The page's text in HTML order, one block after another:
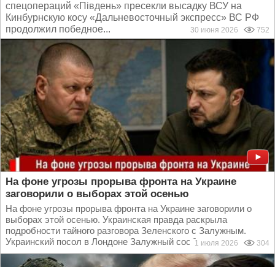
спецопераций «Пiвдень» пресекли высадку ВСУ на
Кинбурнскую косу «Дальневосточный экспресс» ВС РФ
продолжил победное...
30 июня 2026 752
На фоне угрозы прорыва фронта на Украине
заговорили о выборах этой осенью
На фоне угрозы прорыва фронта на Украине заговорили о
выборах этой осенью. Украинская правда раскрыла
подробности тайного разговора Зеленского с Залужным.
Украинский посол в Лондоне Залужный сообщил о...
1 июля 2026 304